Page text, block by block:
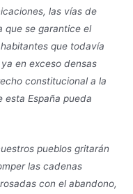
las vías de
que se garantice el
que todavía
en exceso densas
constitucional a la
esta España pueda
pueblos gritarán
las cadenas
con el abandono,